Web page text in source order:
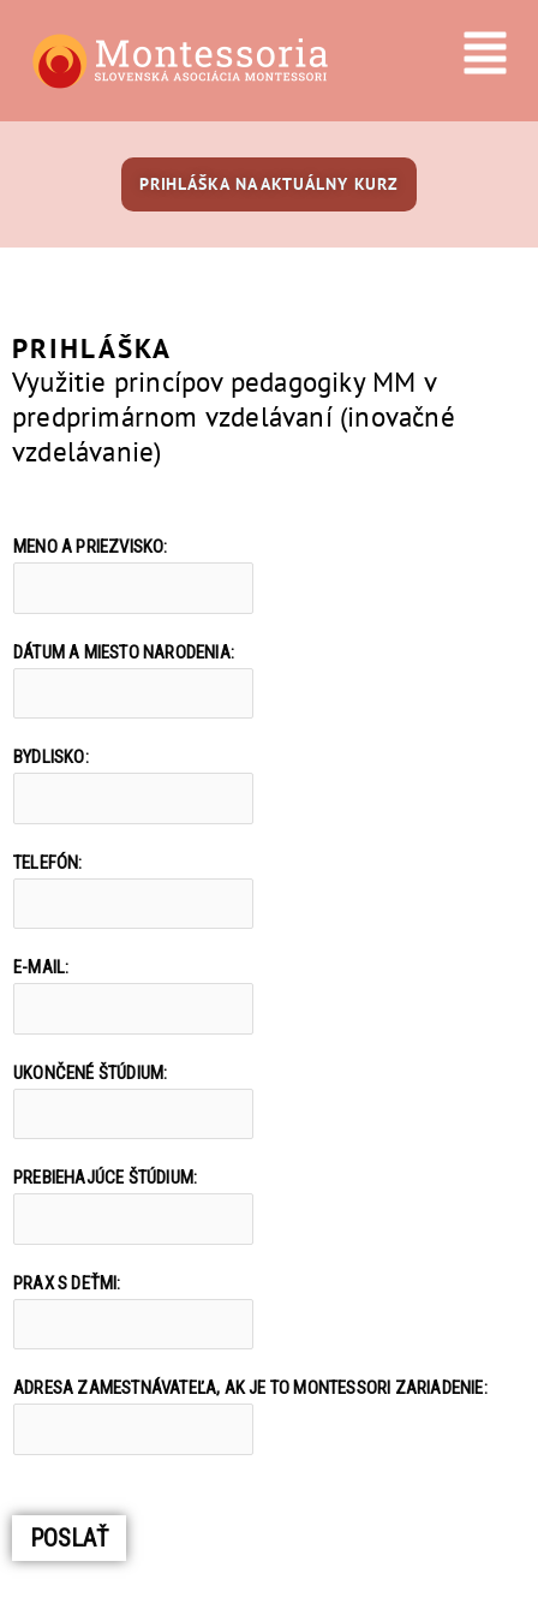
PRIHLÁŠKA NA AKTUÁLNY KURZ
PRIHLÁŠKA
Využitie princípov pedagogiky MM v
predprimárnom vzdelávaní (inovačné
vzdelávanie)
MENO A PRIEZVISKO:
DÁTUM A MIESTO NARODENIA:
BYDLISKO:
TELEFÓN:
E-MAIL:
UKONČENÉ ŠTÚDIUM:
PREBIEHAJÚCE ŠTÚDIUM:
PRAX S DEŤMI:
M
O
S
ADRESA ZAMESTNÁVATEĽA, AK JE TO MONTESSORI ZARIADENIE:
POSLAŤ